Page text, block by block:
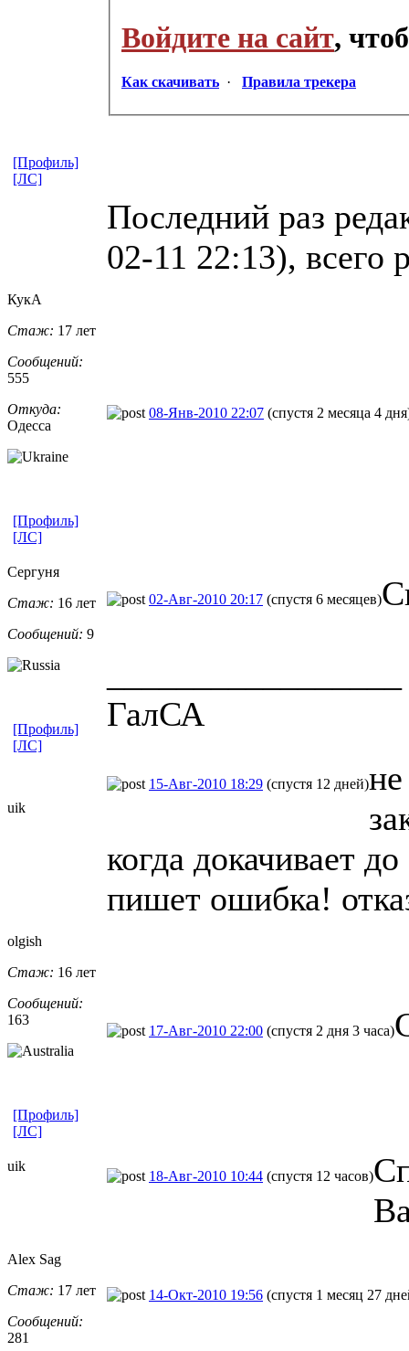
Войдите на сайт,
Как скачивать · Правила трекера
Последний раз
02-11 22:13), всего
[Профиль]
[ЛС]
КукА
Стаж: 17 лет
Сообщений:
555
Откуда:
Одесса
08-Янв-2010 22:07 (спустя 2 месяца 4
[Профиль]
[ЛС]
Сергуня
Стаж: 16 лет
Сообщений: 9
02-Авг-2010 20:17 (спустя 6 месяцев)
ГалСА
[Профиль]
[ЛС]
uik
15-Авг-2010 18:29 (спустя 12 дней)
когда докачивает
пишет ошибка!
olgish
Стаж: 16 лет
Сообщений:
163
17-Авг-2010 22:00 (спустя 2 дня 3 часа)
[Профиль]
[ЛС]
uik
18-Авг-2010 10:44 (спустя 12 часов)
Alex Sag
Стаж: 17 лет
Сообщений:
281
14-Окт-2010 19:56 (спустя 1 месяц 27